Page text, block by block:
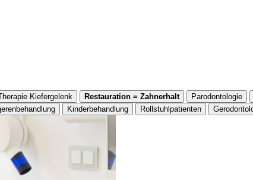
Kiefergelenk Restauration = Zahnerhalt Parodontologie
Kinderbehandlung Rollstuhlpatienten